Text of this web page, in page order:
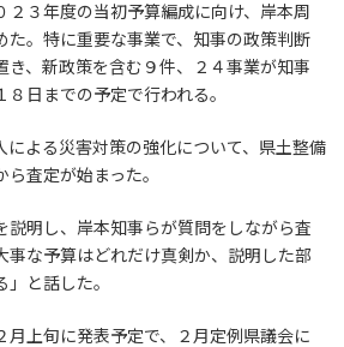
２３年度の当初予算編成に向け、岸本周
た。特に重要な事業で、知事の政策判断
き、新政策を含む９件、２４事業が知事
日までの予定で行われる。
による災害対策の強化について、県土整備
査定が始まった。
説明し、岸本知事らが質問をしながら査
事な予算はどれだけ真剣か、説明した部
と話した。
月上旬に発表予定で、２月定例県議会に